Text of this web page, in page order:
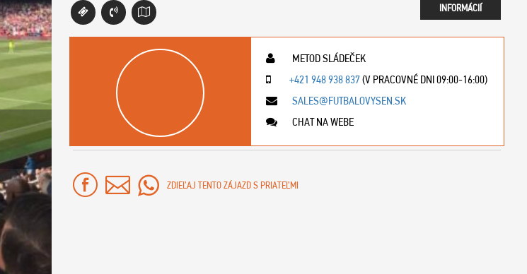
INFORMÁCIÍ
METOD SLÁDEČEK
+421 948 938 837(V PRACOVNÉ DNI 09:00-16:00)
SALES@FUTBALOVYSEN.SK
CHAT NA WEBE
ZDIEĽAJ TENTO ZÁJAZD S PRIATEĽMI